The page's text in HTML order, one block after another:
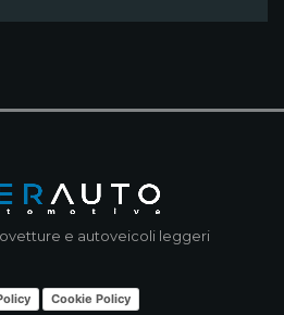
e autoveicoli leggeri
Cookie Policy